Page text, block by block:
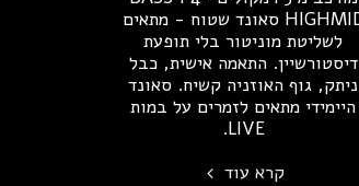
HIGHMID סאונד שטוח - מתאים
לשליטת מוניטור בלי תופעת
דיסטורשיין. התאמה אישית, כבל
ניתק, גוף האוזניה קשיח. סאונד
היימידי מתאים לזמרים על במות
LIVE.
קרא עוד